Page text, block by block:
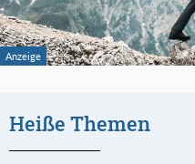
Heiße Themen